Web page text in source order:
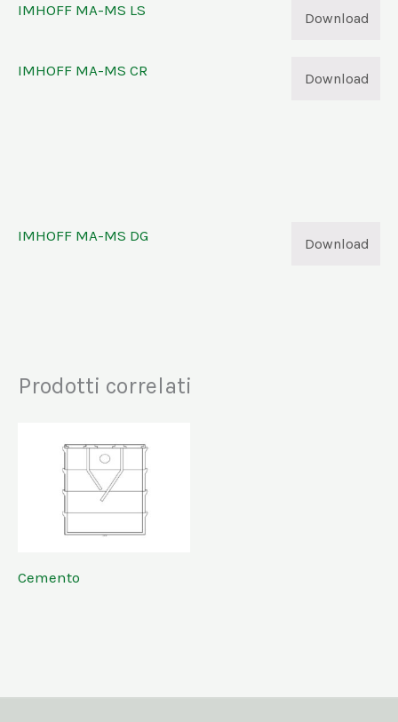
IMHOFF MA-MS LS Download
IMHOFF MA-MS CR Download
IMHOFF MA-MS DG Download
Prodotti correlati
Cemento